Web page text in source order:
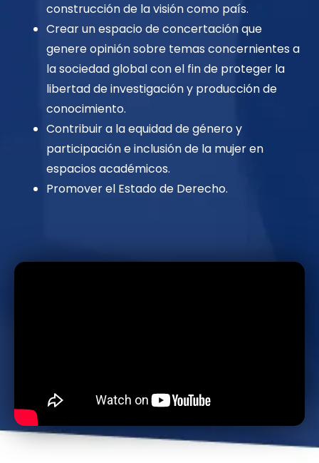
construcción de la visión como país.
Crear un espacio de concertación que
genere opinión sobre temas concernientes a
la sociedad global con el fin de proteger la
libertad de investigación y producción de
conocimiento.
Contribuir a la equidad de género y
participación e inclusión de la mujer en
espacios académicos.
Promover el Estado de Derecho.